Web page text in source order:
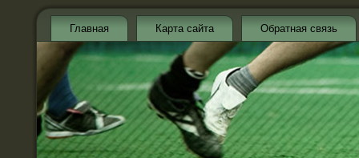
Главная Карта сайта Обратная связь